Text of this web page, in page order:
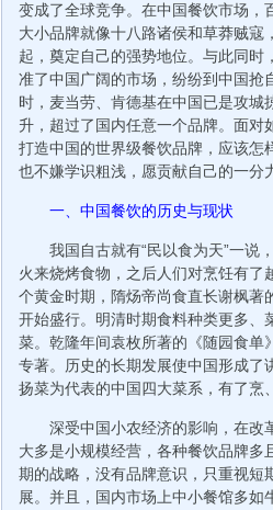
变成了全球竞争。在中国餐饮市场，
大小品牌就像十八路诸侯和草莽贼
起，奠定自己的强势地位。与此同
准了中国广阔的市场，纷纷到中国抢
时，麦当劳、肯德基在中国已是攻
升，超过了国内任意一个品牌。面对
打造中国的世界级餐饮品牌，应该怎
也不嫌学识粗浅，愿贡献自己的一分
一、中国餐饮的历史与现状
我国自古就有“民以食为天”一说
火来烧烤食物，之后人们对烹饪有
个黄金时期，隋炀帝尚食直长谢枫
开始盛行。明清时期食料种类更多、
菜。乾隆年间袁枚所著的《随园食单
专著。历史的长期发展使中国形成了
扬菜为代表的中国四大菜系，有了烹
深受中国小农经济的影响，在改
大多是小规模经营，各种餐饮品牌
期的战略，没有品牌意识，只重视短
展。并且，国内市场上中小餐馆多